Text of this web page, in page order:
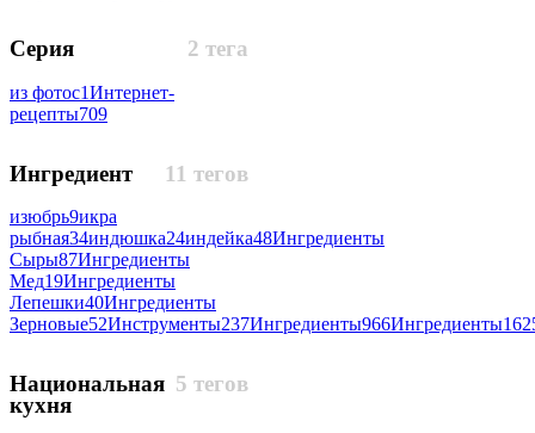
2 тега
Серия
из фотос1Интернет-
рецепты709
11 тегов
Ингредиент
изюбрь9икра
рыбная34индюшка24индейка48Ингредиенты
Сыры87Ингредиенты
Мед19Ингредиенты
Лепешки40Ингредиенты
Зерновые52Инструменты237Ингредиенты966Ингредиенты
5 тегов
Национальная
кухня